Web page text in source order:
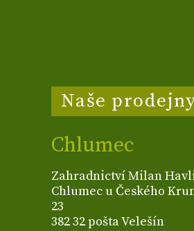
Naše
Chlumec
Zahradnictví Milan
Chlumec u Českého
23
382 32 pošta Velešín